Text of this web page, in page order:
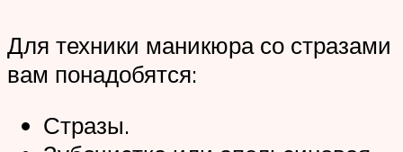
Для техники маникюра со стразами
вам понадобятся:
Стразы.